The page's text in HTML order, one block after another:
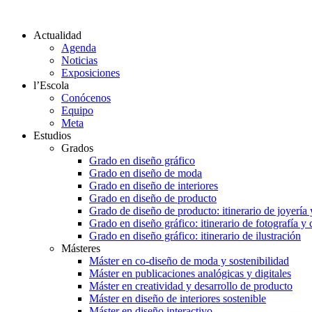
Actualidad
Agenda
Noticias
Exposiciones
l’Escola
Conócenos
Equipo
Meta
Estudios
Grados
Grado en diseño gráfico
Grado en diseño de moda
Grado en diseño de interiores
Grado en diseño de producto
Grado de diseño de producto: itinerario de joyería
Grado en diseño gráfico: itinerario de fotografía y
Grado en diseño gráfico: itinerario de ilustración
Másteres
Máster en co-diseño de moda y sostenibilidad
Máster en publicaciones analógicas y digitales
Máster en creatividad y desarrollo de producto
Máster en diseño de interiores sostenible